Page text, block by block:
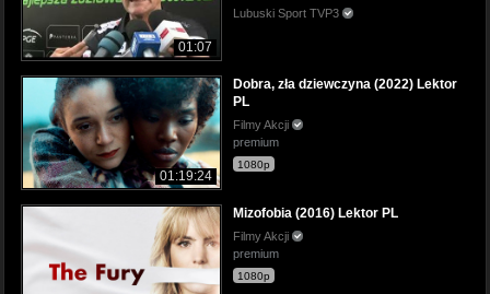
01:07
Lubuski Sport TVP3
01:19:24
Dobra, zła dziewczyna (2022) Lektor
PL
Filmy Akcji
premium
1080p
Mizofobia (2016) Lektor PL
Filmy Akcji
premium
1080p